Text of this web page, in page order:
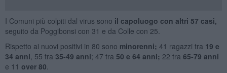
I Comuni più colpiti dal virus sono il capoluogo con altri 57 casi,
seguito da Poggibonsi con 31 e da Colle con 25.
Rispetto ai nuovi positivi in 80 sono minorenni; 41 ragazzi tra 19 e
34 anni , 55 tra 35-49 anni; 47 tra 50 e 64 anni; 22 tra 65-79 anni
e 11 over 80